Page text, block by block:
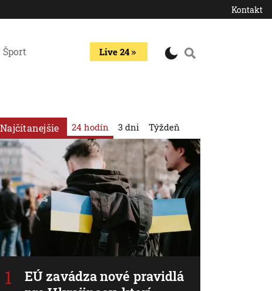
Kontakt
Šport Live 24
Najčítanejšie 24 hodín
EÚ zavádza nové pravidlá
3 dni Týždeň